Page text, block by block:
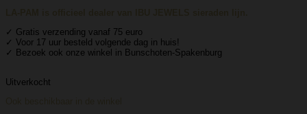
✓ Gratis verzending vanaf 75 euro
✓ Voor 17 uur besteld volgende dag in huis!
✓ Bezoek ook onze winkel in Bunschoten-Spakenburg
Uitverkocht